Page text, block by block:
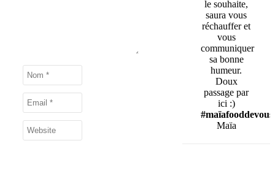
le souhaite,
saura vous
réchauffer et
vous
communiquer
sa bonne
humeur.
Doux
passage par
ici :)
#maïafooddevous
Maïa